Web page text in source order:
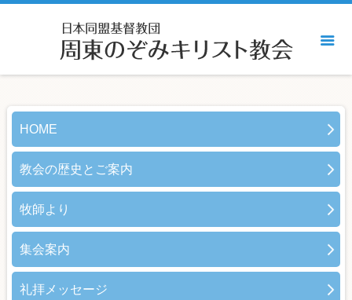
HOME
教会の歴史とご案内
牧師より
集会案内
礼拝メッセージ